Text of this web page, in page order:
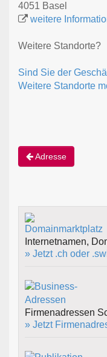
4051 Basel
weitere
Weitere Standorte?
Sind Sie der
Weitere Standorte
Adresse
Internetnamen,
» Jetzt .ch oder
Firmenadressen
» Jetzt